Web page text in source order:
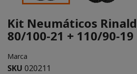
Kit Neumáticos
80/100-21 + 110/90-19
Marca
SKU 020211